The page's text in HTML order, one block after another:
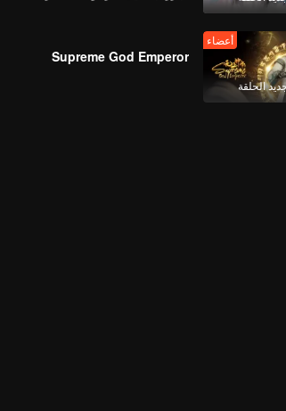
أعضاء
Supreme God Emperor